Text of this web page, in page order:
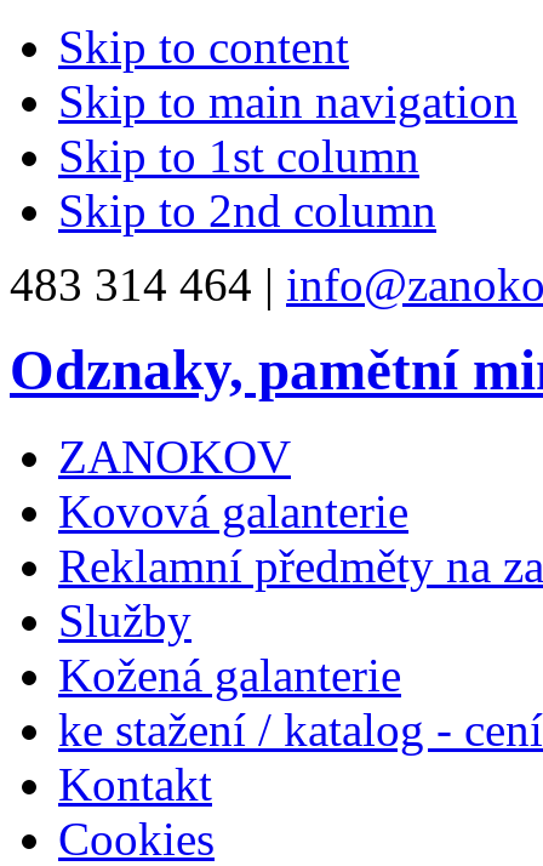
Skip to content
Skip to main navigation
Skip to 1st column
Skip to 2nd column
483 314 464 |
Odznaky, pamětní
ZANOKOV
Kovová galanterie
Reklamní předměty na
Služby
Kožená galanterie
ke stažení / katalog -
Kontakt
Cookies